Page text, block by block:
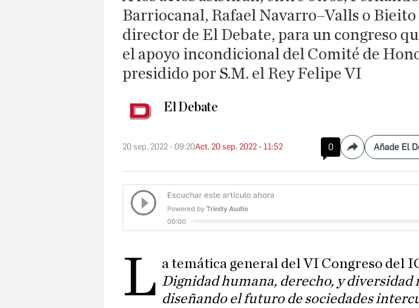
Barriocanal, Rafael Navarro–Valls o Bieito
director de El Debate, para un congreso
el apoyo incondicional del Comité de
presidido por S.M. el Rey Felipe VI
El Debate
20 sep. 2022 - 09:20Act. 20 sep. 2022 - 11:52 0 Compartir
Añade El
L a temática general del VI Congreso del
Dignidad humana, derecho, y diversidad
diseñando el futuro de sociedades